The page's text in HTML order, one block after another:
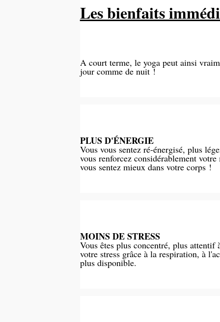
Les bienfaits
A court terme, le yoga peut ainsi
jour comme de nuit !
PLUS D'ÉNERGIE
Vous vous sentez ré-énergisé, plus
vous renforcez considérablement
vous sentez mieux dans votre corps !
MOINS DE STRESS
Vous êtes plus concentré, plus attentif
votre stress grâce à la respiration, à
plus disponible.